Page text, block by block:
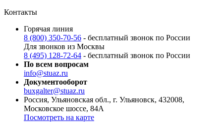
Контакты
Горячая линия
8 (800) 350-70-56 - бесплатный звонок по России
Для звонков из Москвы
8 (495) 128-72-64 - бесплатный звонок по России
По всем вопросам
info@stuaz.ru
Документооборот
buxgalter@stuaz.ru
Россия, Ульяновская обл., г. Ульяновск, 432008,
Московское шоссе, 84А
Посмотреть на карте